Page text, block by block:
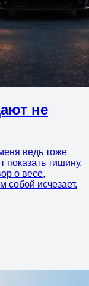
не
ведь тоже
показать тишину,
о весе,
собой исчезает.